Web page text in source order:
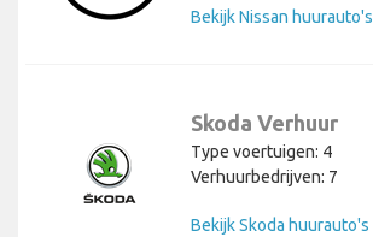
Bekijk Nissan huurauto's
Skoda Verhuur
Type voertuigen: 4
Verhuurbedrijven: 7
Bekijk Skoda huurauto's